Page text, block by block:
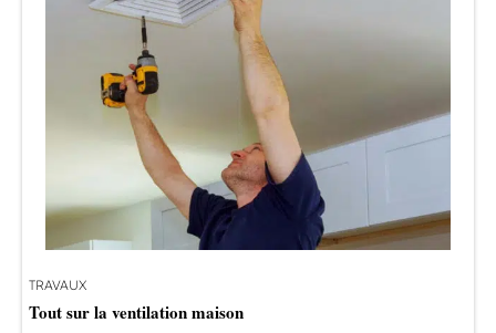
TRAVAUX
Tout sur la ventilation maison